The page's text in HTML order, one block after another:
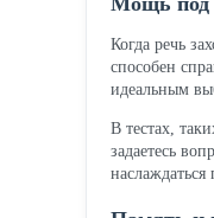
Когда речь
способен
идеальным
В тестах,
задаетесь